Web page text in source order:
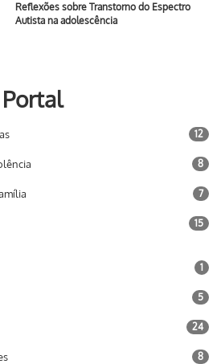
Reflexões sobre Transtorno do Espectro
Autista na adolescência
12
8
7
15
1
5
24
8